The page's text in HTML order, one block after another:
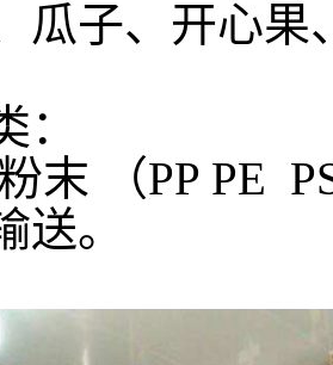
瓜子、开心果
末 （PP PE
送。